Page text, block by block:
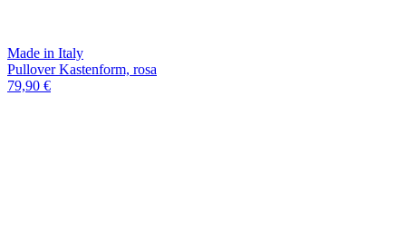
Made in Italy
Pullover Kastenform, rosa
79,90 €